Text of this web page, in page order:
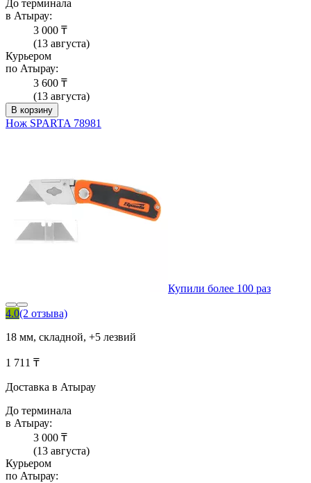
До терминала
в Атырау:
3 000 ₸
(13 августа)
Курьером
по Атырау:
3 600 ₸
(13 августа)
В корзину
Нож SPARTA 78981
Купили более 100 раз
4.0(2 отзыва)
18 мм, складной, +5 лезвий
1 711 ₸
Доставка в Атырау
До терминала
в Атырау:
3 000 ₸
(13 августа)
Курьером
по Атырау: